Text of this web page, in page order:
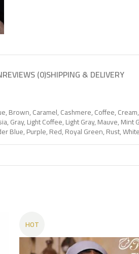
REVIEWS (0)SHIPPING & DELIVERY
,Brown,Caramel,Cashmere,Coffee,Cream,
,Gray,Light Coffee,Light Gray,Mauve,Mint
Blue,Purple,Red,Royal Green,Rust,White
HOT